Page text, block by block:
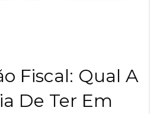
Fiscal: Qual A
De Ter Em